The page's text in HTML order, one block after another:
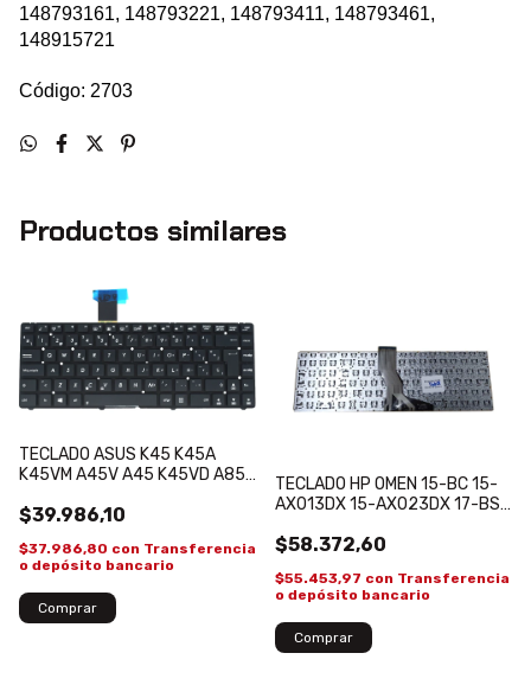
148793161, 148793221, 148793411, 148793461,
148915721
Código: 2703
Productos similares
TECLADO ASUS K45 K45A
K45VM A45V A45 K45VD A85
$39.986,10
$37.986,80 con Transferencia
o depósito bancario
TECLADO HP OMEN 15-BC 15-
AX013DX 15-AX023DX 17-BS
$58.372,60
$55.453,97 con Transferencia
o depósito bancario